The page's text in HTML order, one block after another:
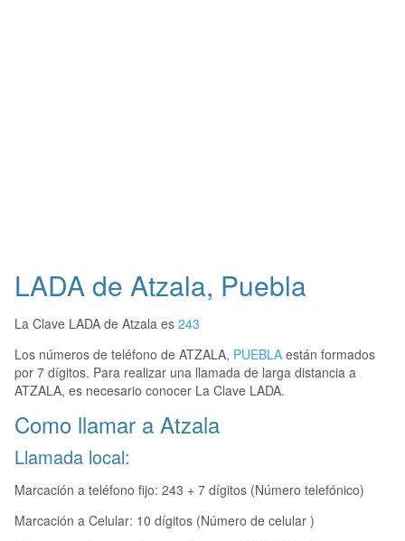
LADA de Atzala, Puebla
La Clave LADA de Atzala es 243
Los números de teléfono de ATZALA, PUEBLA están formados
por 7 dígitos. Para realizar una llamada de larga distancia a
ATZALA, es necesario conocer La Clave LADA.
Como llamar a Atzala
Llamada local:
Marcación a teléfono fijo: 243 + 7 dígitos (Número telefónico)
Marcación a Celular: 10 dígitos (Número de celular )